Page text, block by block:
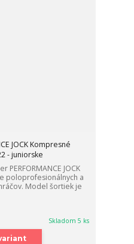
JOCK Kompresné
- juniorske
PERFORMANCE JOCK
poloprofesionálnych a
Model šortiek je
Skladom 5 ks